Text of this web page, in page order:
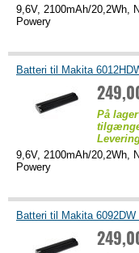
9,6V, 2100mAh/20,2Wh,
Powery
Batteri til Makita
På
9,6V, 2100mAh/20,2Wh,
Powery
Batteri til Makita 6092DW